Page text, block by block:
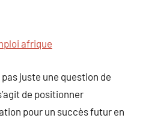
afrique
juste une question de
de positionner
pour un succès futur en